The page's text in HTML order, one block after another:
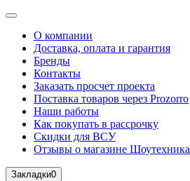
О компании
Доставка, оплата и гарантия
Бренды
Контакты
Заказать просчет проекта
Поставка товаров через Prozorro
Наши работы
Как покупать в рассрочку
Скидки для ВСУ
Отзывы о магазине Шоутехника
Закладки0